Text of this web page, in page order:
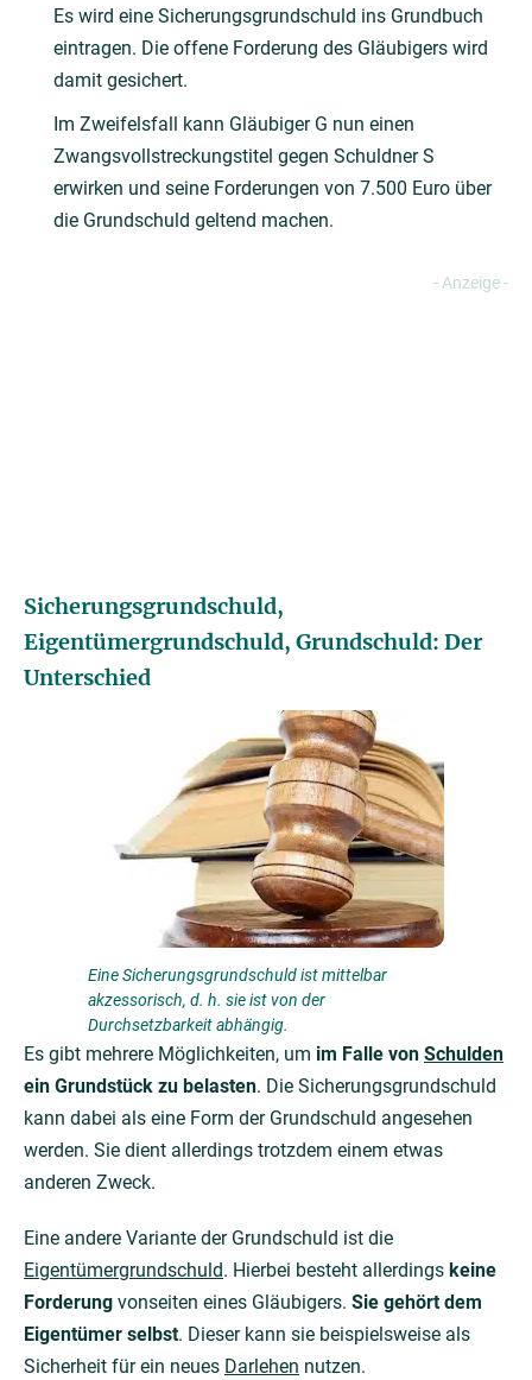
Es wird eine Sicherungsgrundschuld ins Grundbuch
eintragen. Die offene Forderung des Gläubigers wird
damit gesichert.
Im Zweifelsfall kann Gläubiger G nun einen
Zwangsvollstreckungstitel gegen Schuldner S
erwirken und seine Forderungen von 7.500 Euro über
die Grundschuld geltend machen.
Sicherungsgrundschuld,
Eigentümergrundschuld, Grundschuld: Der
Unterschied
Eine Sicherungsgrundschuld ist mittelbar
akzessorisch, d. h. sie ist von der
Durchsetzbarkeit abhängig.
Es gibt mehrere Möglichkeiten, um im Falle von Schulden
ein Grundstück zu belasten. Die Sicherungsgrundschuld
kann dabei als eine Form der Grundschuld angesehen
werden. Sie dient allerdings trotzdem einem etwas
anderen Zweck.
Eine andere Variante der Grundschuld ist die
Eigentümergrundschuld. Hierbei besteht allerdings keine
Forderung vonseiten eines Gläubigers. Sie gehört dem
Eigentümer selbst. Dieser kann sie beispielsweise als
Sicherheit für ein neues Darlehen nutzen.